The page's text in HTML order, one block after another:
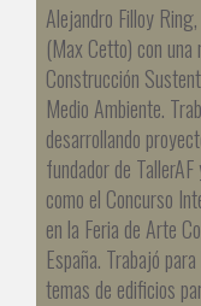
Alejandro Filloy
(Max Cetto) con una
Construcción
Medio Ambiente.
desarrollando
fundador de
como el Concurso
en la Feria de Arte
España. Trabajó
temas de edificios